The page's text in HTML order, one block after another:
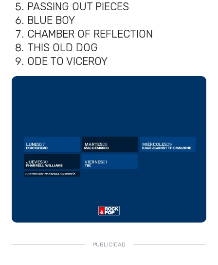
PASSING OUT PIECES
BLUE BOY
CHAMBER OF REFLECTION
THIS OLD DOG
ODE TO VICEROY